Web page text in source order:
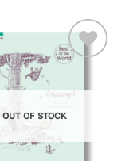
OUT OF STOCK